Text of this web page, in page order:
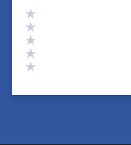
Valutazione